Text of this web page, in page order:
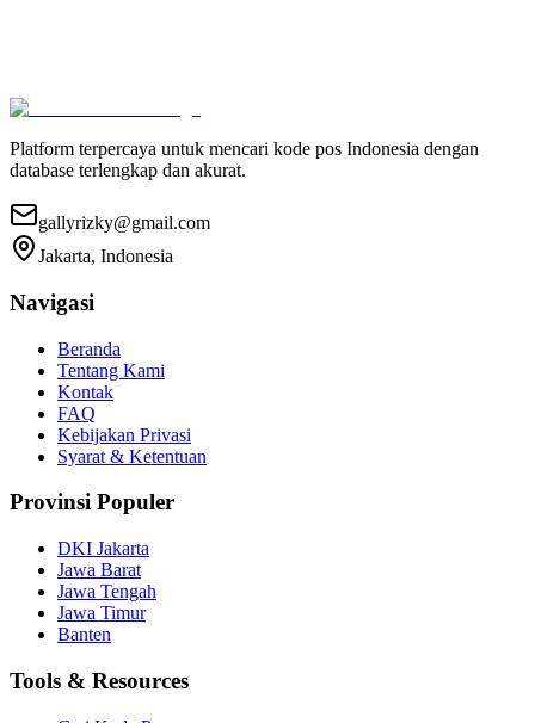
Platform terpercaya untuk mencari kode pos Indonesia dengan
database terlengkap dan akurat.
gallyrizky@gmail.com
Jakarta, Indonesia
Navigasi
Beranda
Tentang Kami
Kontak
FAQ
Kebijakan Privasi
Syarat & Ketentuan
Provinsi Populer
DKI Jakarta
Jawa Barat
Jawa Tengah
Jawa Timur
Banten
Tools & Resources